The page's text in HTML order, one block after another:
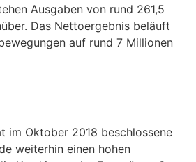
Ausgaben von rund 261,5
Das Nettoergebnis beläuft
auf rund 7 Millionen
im Oktober 2018 beschlossene
weiterhin einen hohen